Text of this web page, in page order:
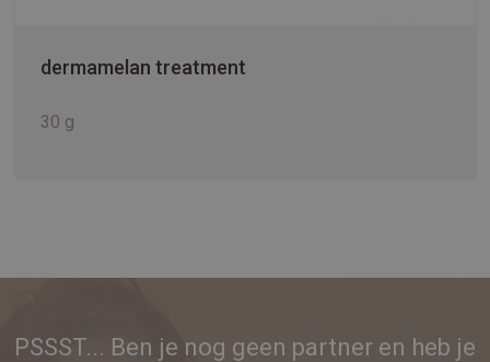
dermamelan treatment
30 g
PSSST... Ben je nog geen partner en heb je